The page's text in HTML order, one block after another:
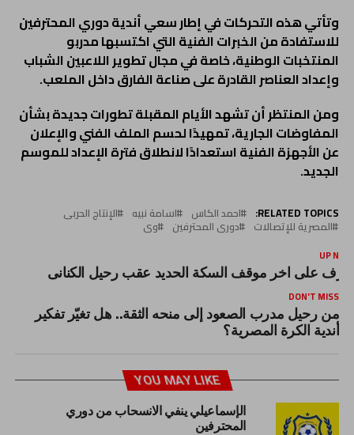
وتأتي هذه التحركات في إطار سعي أندية دوري المحترفين
للاستفادة من الخبرات الفنية التي اكتسبها مدربو
المنتخبات الوطنية، خاصة في مجال تطوير اللاعبين الشباب
وإعداد العناصر القادرة على صناعة الفارق داخل الملعب.
ومن المنتظر أن تشهد الأيام المقبلة تطورات جديدة بشأن
المفاوضات الجارية، تمهيدًا لحسم الملف الفني والإعلان
عن الأجهزة الفنية استعدادًا لانطلاق فترة الإعداد للموسم
الجديد.
RELATED TOPICS: احمد الكاس اسامة نبيه الإنتاج الحربى
المصرية للإتصالات دورى المحترفين وى
UP
على اخر موقف السكة الحديد عقب رحيل الكنانى
DON'T MISS
من رحيل مدرب الصعود إلى منحه الثقة.. هل تغيّر تفكير
أندية الكرة المصرية؟
YOU MAY LIKE
الإسماعيلي ينفي الانسحاب من دوري
المحترفين